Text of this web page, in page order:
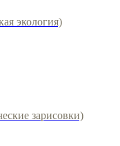
экология)
зарисовки)